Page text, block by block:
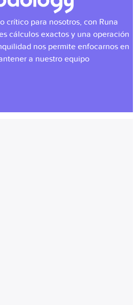
crítico para nosotros, con Runa
cálculos exactos y una operación
nos permite enfocarnos en
a nuestro equipo